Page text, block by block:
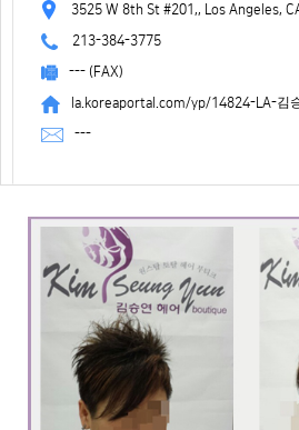
3525 W 8th St #201,, Los Angeles,
213-384-3775
--- (FAX)
la.koreaportal.com/yp/14824-LA-김
---